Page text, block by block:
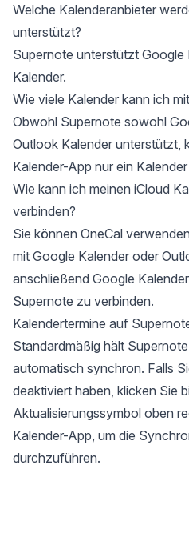
Welche Kalenderanbieter
unterstützt?
Supernote unterstützt Google
Kalender.
Wie viele Kalender kann ich
Obwohl Supernote sowohl
Outlook Kalender unterstützt,
Kalender-App nur ein
Wie kann ich meinen iCloud
verbinden?
Sie können OneCal
mit Google Kalender oder
anschließend Google
Supernote zu verbinden.
Kalendertermine auf
Standardmäßig hält
automatisch synchron. Falls
deaktiviert haben, klicken Sie
Aktualisierungssymbol oben
Kalender-App, um die
durchzuführen.